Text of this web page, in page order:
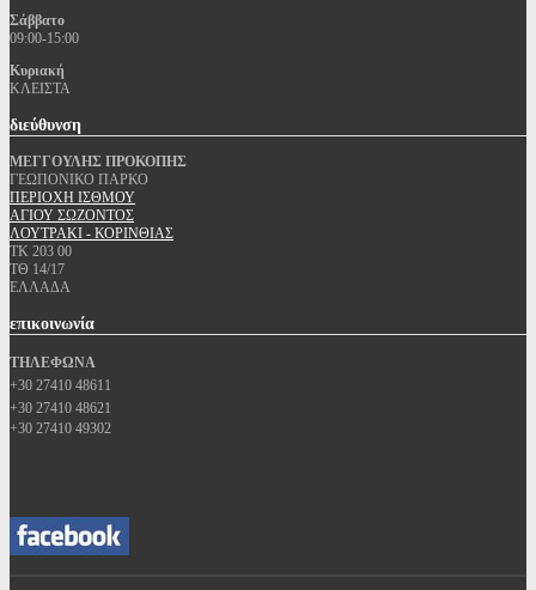
Σάββατο
09:00-15:00
Κυριακή
ΚΛΕΙΣΤΑ
διεύθυνση
ΜΕΓΓΟΥΛΗΣ ΠΡΟΚΟΠΗΣ
ΓΕΩΠΟΝΙΚΟ ΠΑΡΚΟ
ΠΕΡΙΟΧΗ ΙΣΘΜΟΥ
ΑΓΙΟΥ ΣΩΖΟΝΤΟΣ
ΛΟΥΤΡΑΚΙ - ΚΟΡΙΝΘΙΑΣ
ΤΚ 203 00
ΤΘ 14/17
ΕΛΛΑΔΑ
επικοινωνία
ΤΗΛΕΦΩΝΑ
+30 27410 48611
+30 27410 48621
+30 27410 49302